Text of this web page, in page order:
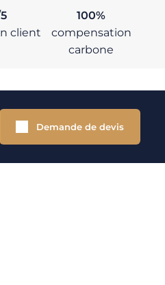
client
100%
compensation
carbone
Demande de devis